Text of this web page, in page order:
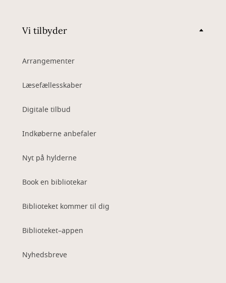
Vi tilbyder
Arrangementer
Læsefællesskaber
Digitale tilbud
Indkøberne anbefaler
Nyt på hylderne
Book en bibliotekar
Biblioteket kommer til dig
Biblioteket–appen
Nyhedsbreve